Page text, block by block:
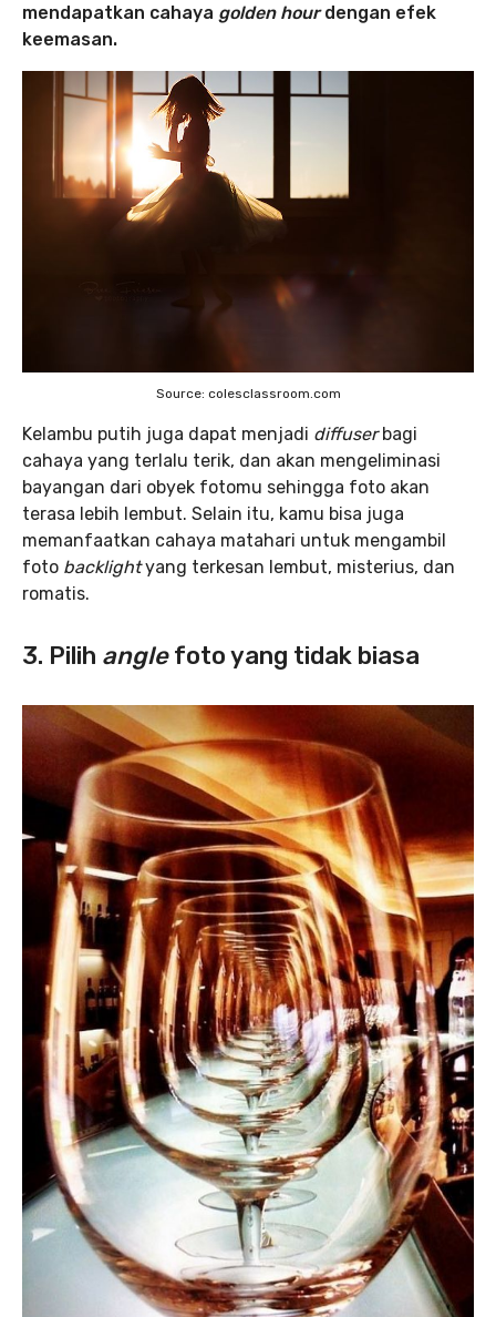
mendapatkan cahaya golden hourdengan efek
keemasan.
Source: colesclassroom.com
Kelambu putih juga dapat menjadi diffuserbagi
cahaya yang terlalu terik, dan akan mengeliminasi
bayangan dari obyek fotomu sehingga foto akan
terasa lebih lembut. Selain itu, kamu bisa juga
memanfaatkan cahaya matahari untuk mengambil
foto backlightyang terkesan lembut, misterius, dan
romatis.
3. Pilih anglefoto yang tidak biasa